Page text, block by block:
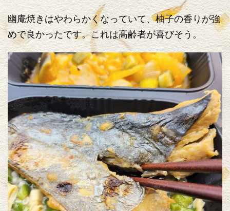
幽庵焼きはやわらかくなっていて、柚子の香りが強
めで良かったです。これは高齢者が喜びそう。